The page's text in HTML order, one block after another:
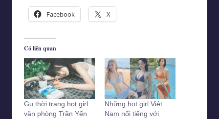
Facebook X
Có liên quan
Gu thời trang hot girl
văn phòng Trần Yến
Những hot girl Việt
Nam nổi tiếng với